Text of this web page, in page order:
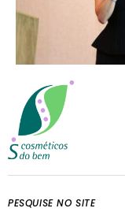
PESQUISE NO SITE